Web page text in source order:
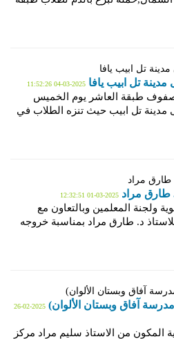
تل ابيب يافا 2025-03-04 11:52:26
طبقة العاشر يوم الخميس
02-27 رحلة إلى مدينة تل ابيب حيث تنزه الطلاب في
طارق مراد 2025-03-01 12:32:51
ولجنة المعلمين وبالتعاون مع
د. طارق مراد بمناسبة خروجه
آفاق وبستان الألوان)
2025-02-26
المكون من الاستاذ سليم مراد مركز